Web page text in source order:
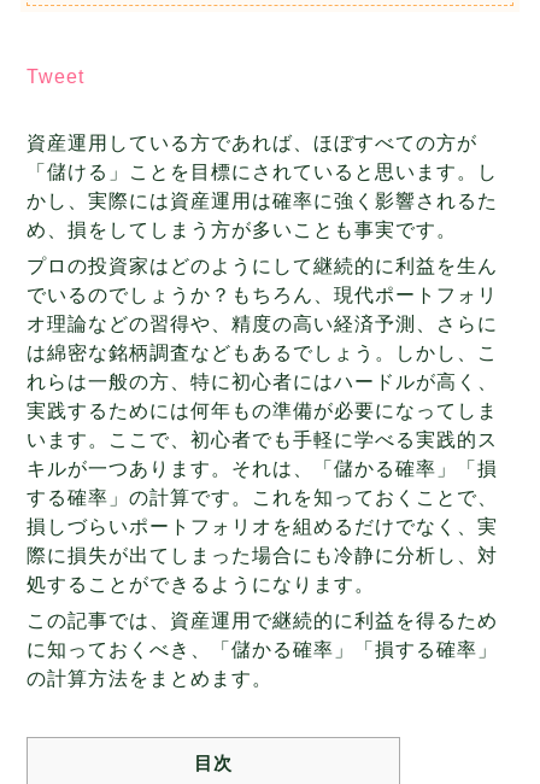
Tweet
資産運用している方であれば、ほぼすべての方が
「儲ける」ことを目標にされていると思います。し
かし、実際には資産運用は確率に強く影響されるた
め、損をしてしまう方が多いことも事実です。
プロの投資家はどのようにして継続的に利益を生ん
でいるのでしょうか？もちろん、現代ポートフォリ
オ理論などの習得や、精度の高い経済予測、さらに
は綿密な銘柄調査などもあるでしょう。しかし、こ
れらは一般の方、特に初心者にはハードルが高く、
実践するためには何年もの準備が必要になってしま
います。ここで、初心者でも手軽に学べる実践的ス
キルが一つあります。それは、「儲かる確率」「損
する確率」の計算です。これを知っておくことで、
損しづらいポートフォリオを組めるだけでなく、実
際に損失が出てしまった場合にも冷静に分析し、対
処することができるようになります。
この記事では、資産運用で継続的に利益を得るため
に知っておくべき、「儲かる確率」「損する確率」
の計算方法をまとめます。
目次